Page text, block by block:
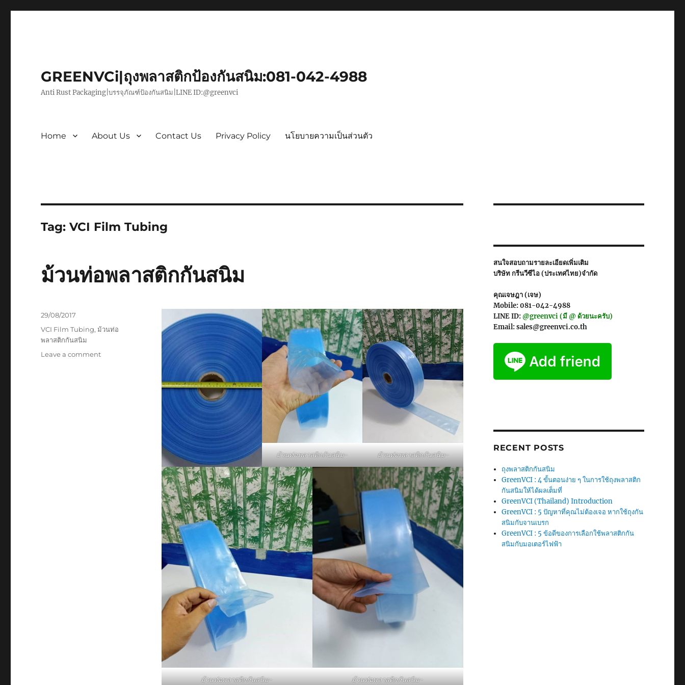
GREENVCi|ถุงพลาสติกป้องกันสนิม:081-042-4988
Anti Rust Packaging|บรรจุภัณฑ์ป้องกันสนิม|LINE ID:@greenvci
Home About Us Contact Us Privacy Policy นโยบายความเป็นส่วนตัว
Tag:VCI Film Tubing
ม้วนท่อพลาสติกกันสนิม
ม้วนท่อพลาสติกกันสนิม- ม้วนท่อพลาสติกกันสนิม-
ม้วนท่อพลาสติกกันสนิม- ม้วนท่อพลาสติกกันสนิม-
Posted
29/08/2017
Tags
VCI Film Tubing,ม้วนท่อ
พลาสติกกันสนิม
Leave a commenton
สนใจสอบถามรายละเอียดเพิ่มเติม
บริษัท กรีนวีซีไอ (ประเทศไทย)จำกัด
คุณเจษฎา (เจษ)
Mobile: 081-042-4988
LINE ID: @greenvci (มี @ ด้วยนะครับ)
Email: sales@greenvci.co.th
RECENT POSTS
ถุงพลาสติกกันสนิม
GreenVCI : 4 ขั้นตอนง่าย ๆ ในการใช้ถุงพลาสติก
กันสนิมให้ได้ผลเต็มที่
GreenVCI (Thailand) Introduction
GreenVCI : 5 ปัญหาที่คุณไม่ต้องเจอ หากใช้ถุงกัน
สนิมกับจานเบรก
GreenVCI : 5 ข้อดีของการเลือกใช้พลาสติกกัน
สนิมกับมอเตอร์ไฟฟ้า